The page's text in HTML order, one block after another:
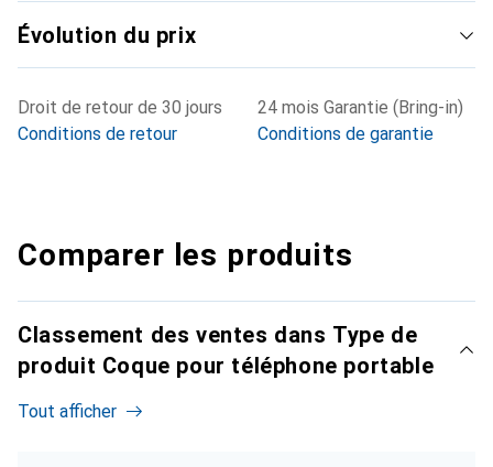
Évolution du prix
Droit de retour de 30 jours
Conditions de retour
24 mois Garantie (Bring-in)
Conditions de garantie
Comparer les produits
Classement des ventes dans Type de
produit Coque pour téléphone portable
Tout afficher